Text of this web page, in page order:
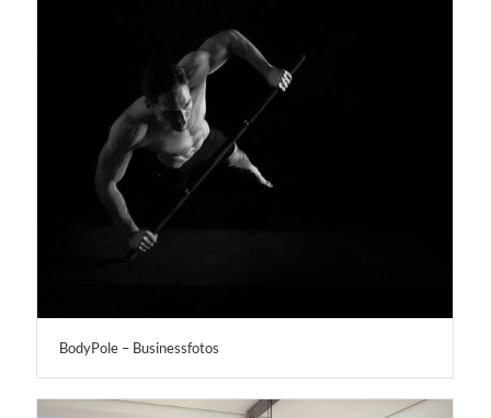
BodyPole – Businessfotos